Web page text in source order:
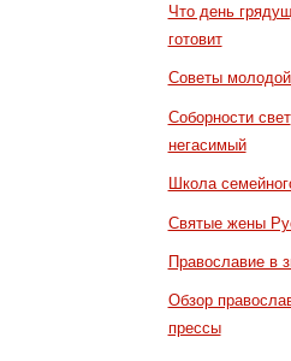
Что день
готовит
Советы
Соборности свет
негасимый
Школа
Святые жены
Православие в
Обзор
прессы